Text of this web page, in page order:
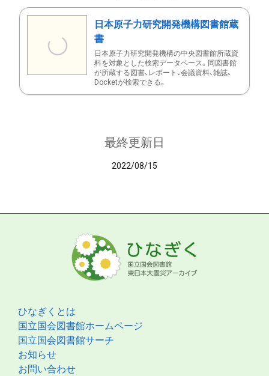
日本原子力研究開発機構図書館蔵
書
日本原子力研究開発機構の中央図書館所蔵資
料を対象とした検索データベース。同図書館
が所蔵する図書、レポート、会議資料、雑誌、
Docketが検索できる。
最終更新日
2022/08/15
ひなぎくとは
国立国会図書館ホームページ
国立国会図書館サーチ
お知らせ
お問い合わせ